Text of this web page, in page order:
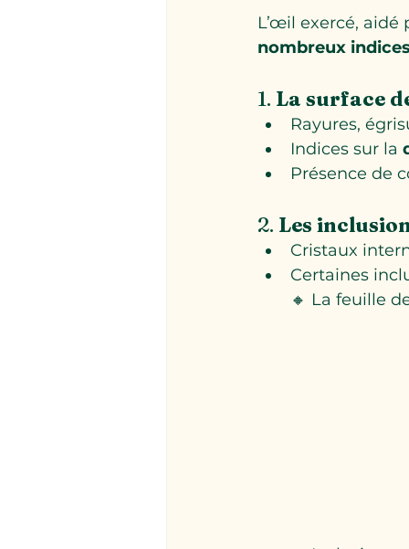
L’œil exercé,
nombreux
1. La surface
Rayures,
Indices sur la
Présence de
2. Les
Cristaux
Certaines
🔸 La feuille